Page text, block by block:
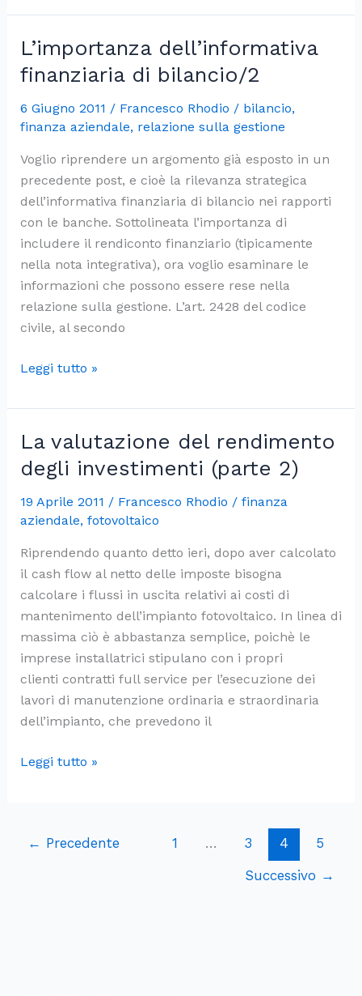
per
tecnologica
delle
calabresi
L’importanza dell’informativa
finanziaria di bilancio/2
6 Giugno 2011 / Francesco Rhodio / bilancio,
finanza aziendale, relazione sulla gestione
Voglio riprendere un argomento già esposto in un
precedente post, e cioè la rilevanza strategica
dell’informativa finanziaria di bilancio nei rapporti
con le banche. Sottolineata l’importanza di
includere il rendiconto finanziario (tipicamente
nella nota integrativa), ora voglio esaminare le
informazioni che possono essere rese nella
relazione sulla gestione. L’art. 2428 del codice
civile, al secondo
L’importanza
finanziaria
bilancio/2
Leggi tutto »
La valutazione del rendimento
degli investimenti (parte 2)
19 Aprile 2011 / Francesco Rhodio / finanza
aziendale, fotovoltaico
Riprendendo quanto detto ieri, dopo aver calcolato
il cash flow al netto delle imposte bisogna
calcolare i flussi in uscita relativi ai costi di
mantenimento dell’impianto fotovoltaico. In linea di
massima ciò è abbastanza semplice, poichè le
imprese installatrici stipulano con i propri
clienti contratti full service per l’esecuzione dei
lavori di manutenzione ordinaria e straordinaria
dell’impianto, che prevedono il
La
degli
Leggi tutto »
← Precedente 1 … 3 4
5
Successivo →